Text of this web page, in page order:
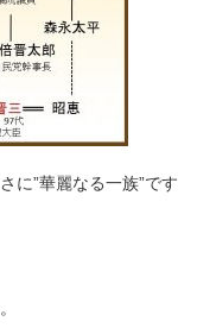
に”華麗なる一族”です